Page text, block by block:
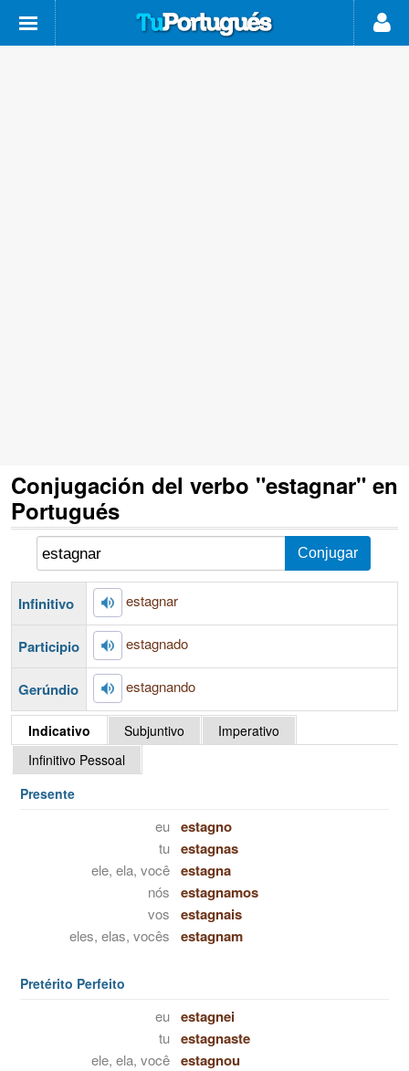
Conjugación del verbo "estagnar" en
Portugués
Infinitivo estagnar
Participio estagnado
Gerúndio estagnando
Indicativo Subjuntivo
Imperativo
Infinitivo Pessoal
Presente
eu estagno
tu estagnas
ele, ela, você estagna
nós estagnamos
vos estagnais
eles, elas, vocês estagnam
Pretérito Perfeito
eu estagnei
tu estagnaste
ele, ela, você estagnou